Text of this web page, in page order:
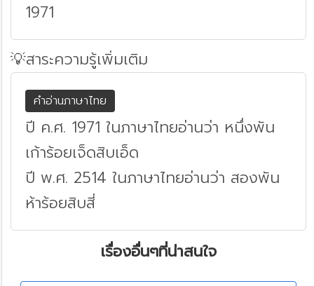
1971
💡สาระความรู้เพิ่มเติม
คำอ่านภาษาไทย
ปี ค.ศ. 1971 ในภาษาไทยอ่านว่า หนึ่งพัน
เก้าร้อยเจ็ดสิบเอ็ด
ปี พ.ศ. 2514 ในภาษาไทยอ่านว่า สองพัน
ห้าร้อยสิบสี่
เรื่องอื่นๆที่น่าสนใจ